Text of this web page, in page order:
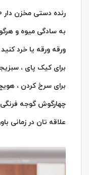
به سادگی میوه و
ورقه ورقه یا خرد
برای کیک پای ،
برای سرخ کردن ،
چهارگوش گوجه فرنگی
علاقه تان در زمانی